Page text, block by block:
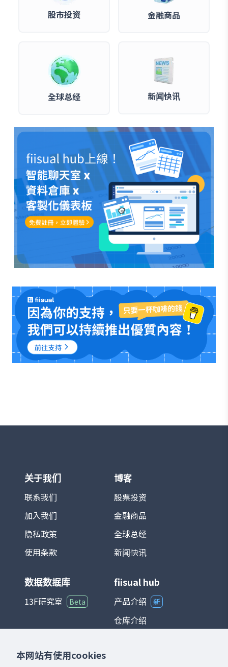
股市投资 金融商品
全球总经 新闻快讯
关于我们
联系我们
加入我们
隐私政策
使用条款
博客
股票投资
金融商品
全球总经
新闻快讯
数据数据库
13F研究室 Beta
fiisual hub
产品介绍 新
仓库介绍
本网站有使用cookies